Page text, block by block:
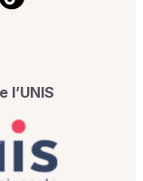
l’UNIS